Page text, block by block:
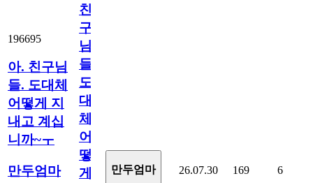
196695
아. 친구님
들. 도대체
어떻게 지
내고 계십
니까~ㅜ
만두엄마
친
구
님
들.
도
대
체
어
떻
게
만두엄마 26.07.30 169 6